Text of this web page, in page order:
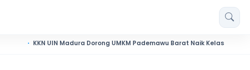
KKN UIN Madura Dorong UMKM Pademawu Barat Naik Kelas